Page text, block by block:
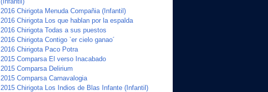
2016 Chirigota Menuda Compañia (Infantil)
2016 Chirigota Los que hablan por la espalda
2016 Chirigota Todas a sus puestos
2016 Chirigota Contigo `er cielo ganao´
2016 Chirigota Paco Potra
2015 Comparsa El verso Inacabado
2015 Comparsa Delirium
2015 Comparsa Carnavalogia
2015 Chirigota Los Indios de Blas Infante (Infantil)